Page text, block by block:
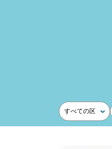
へ
すべての区